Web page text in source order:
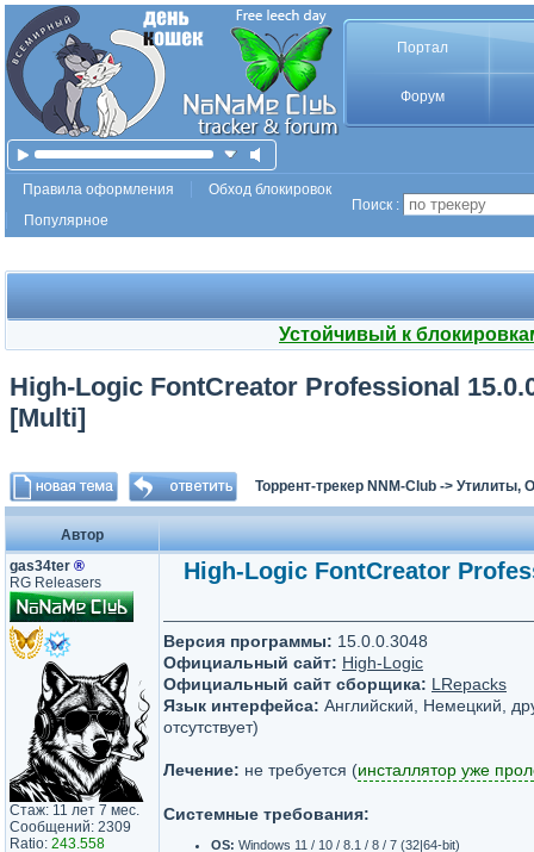
Портал
Форум
Правила оформления
Обход блокировок
Популярное
Поиск :
Устойчивый к
High-Logic FontCreator Professional
[Multi]
Торрент-трекер NNM-Club -> Утилиты,
Автор
gas34ter ®
RG Releasers
Стаж: 11 лет 7 мес.
Сообщений: 2309
Ratio: 243.558
High-Logic FontCreator
Версия программы: 15.0.0.3048
Официальный сайт: High-Logic
Официальный сайт сборщика: LRepacks
Язык интерфейса: Английский, Немецкий,
отсутствует)
Лечение: не требуется (инсталлятор уже
Системные требования:
OS: Windows 11 / 10 / 8.1 / 8 / 7 (32|64-bit)